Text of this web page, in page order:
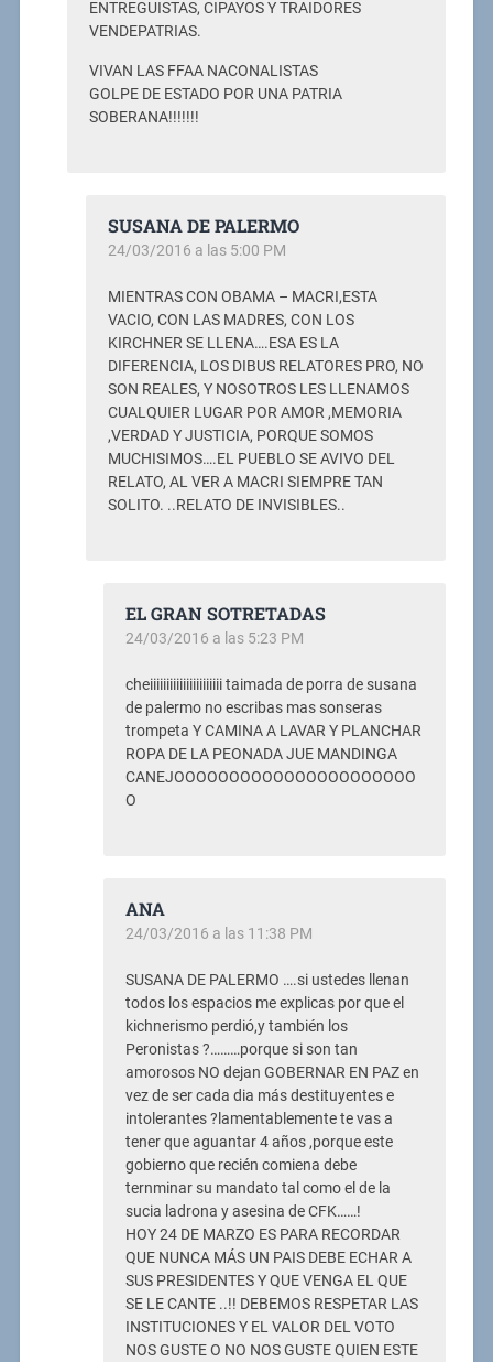
ENTREGUISTAS, CIPAYOS Y TRAIDORES
VENDEPATRIAS.
VIVAN LAS FFAA NACONALISTAS
GOLPE DE ESTADO POR UNA PATRIA
SOBERANA!!!!!!!
SUSANA DE PALERMO
24/03/2016 a las 5:00 PM
MIENTRAS CON OBAMA – MACRI,ESTA
VACIO, CON LAS MADRES, CON LOS
KIRCHNER SE LLENA….ESA ES LA
DIFERENCIA, LOS DIBUS RELATORES PRO, NO
SON REALES, Y NOSOTROS LES LLENAMOS
CUALQUIER LUGAR POR AMOR ,MEMORIA
,VERDAD Y JUSTICIA, PORQUE SOMOS
MUCHISIMOS….EL PUEBLO SE AVIVO DEL
RELATO, AL VER A MACRI SIEMPRE TAN
SOLITO. ..RELATO DE INVISIBLES..
EL GRAN SOTRETADAS
24/03/2016 a las 5:23 PM
cheiiiiiiiiiiiiiiiiiiiiii taimada de porra de susana
de palermo no escribas mas sonseras
trompeta Y CAMINA A LAVAR Y PLANCHAR
ROPA DE LA PEONADA JUE MANDINGA
CANEJOOOOOOOOOOOOOOOOOOOOOO
O
ANA
24/03/2016 a las 11:38 PM
SUSANA DE PALERMO ….si ustedes llenan
todos los espacios me explicas por que el
kichnerismo perdió,y también los
Peronistas ?………porque si son tan
amorosos NO dejan GOBERNAR EN PAZ en
vez de ser cada dia más destituyentes e
intolerantes ?lamentablemente te vas a
tener que aguantar 4 años ,porque este
gobierno que recién comiena debe
ternminar su mandato tal como el de la
sucia ladrona y asesina de CFK……!
HOY 24 DE MARZO ES PARA RECORDAR
QUE NUNCA MÁS UN PAIS DEBE ECHAR A
SUS PRESIDENTES Y QUE VENGA EL QUE
SE LE CANTE ..!! DEBEMOS RESPETAR LAS
INSTITUCIONES Y EL VALOR DEL VOTO
NOS GUSTE O NO NOS GUSTE QUIEN ESTE